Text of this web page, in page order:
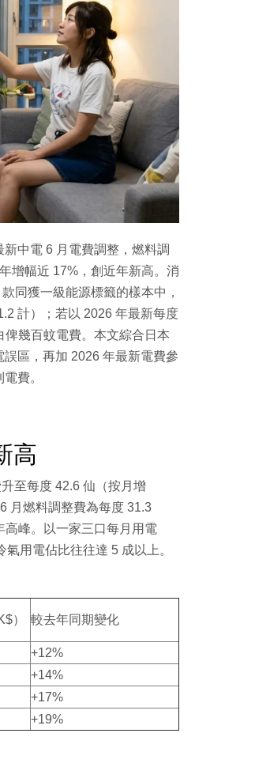
中電 6 月電費調整，燃料調
增幅近 17%，創近年新高。消
同獲一級能源標籤的樣本中，
計）；若以 2026 年最新每度
幾百蚊電費。本文綜合日本
區，再加 2026 年最新電費參
費。
高
至每度 42.6 仙（按月增
月燃料調整費為每度 31.3
峰。以一家三口每月用電
用電佔比往往達 5 成以上。
） 較去年同期變化
+12%
+14%
+17%
+19%